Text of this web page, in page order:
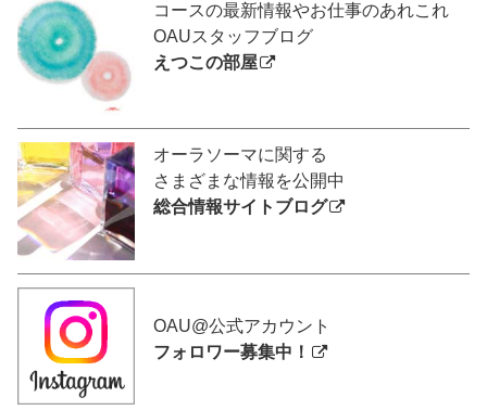
コースの最新情報やお仕事のあれこれ
OAUスタッフブログ
えつこの部屋
オーラソーマに関する
さまざまな情報を公開中
総合情報サイトブログ
OAU@公式アカウント
フォロワー募集中！